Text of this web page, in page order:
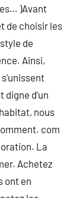
)Avant
de choisir les
de
Ainsi,
d’un
nous
com
La
Achetez
ont en